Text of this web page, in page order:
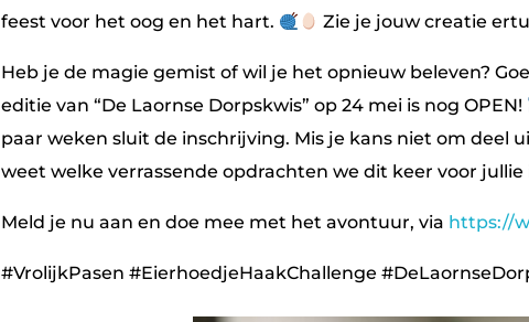
feest voor het oog en het hart.
Zie je jouw creatie
Heb je de magie gemist of wil je het opnieuw beleven?
editie van “De Laornse Dorpskwis” op 24 mei is nog OPEN!
paar weken sluit de inschrijving. Mis je kans niet om deel
weet welke verrassende opdrachten we dit keer voor
Meld je nu aan en doe mee met het avontuur, via https://
#VrolijkPasen #EierhoedjeHaakChallenge